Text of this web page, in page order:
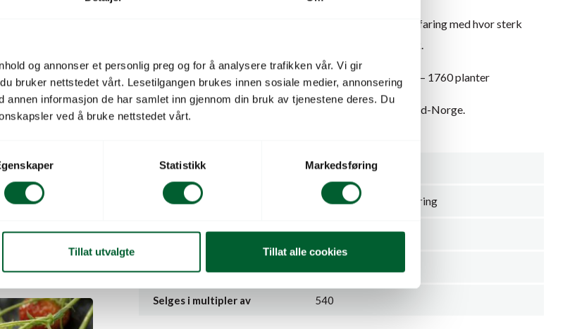
og annonser et personlig preg og for å analysere trafikken vår. Vi gir
bruker nettstedet vårt. Lesetilgangen brukes innen sosiale medier, annonsering
annen informasjon de har samlet inn gjennom din bruk av tjenestene deres. Du
ved å bruke nettstedet vårt.
Statistikk Markedsføring
Tillat utvalgte Tillat alle cookies
Plante moderat sterk mot meldugg. Vi har ikke per i dag erfaring med hvor sterk
Glede er mot rotstokkråte men det er antatt denne er sterk.
Minimum 1 full CC med 10-pakk. 1CC = 11 hyller a 4 brett – 1760 planter
Leveres som pluggplante i 10-pakk – For Sør, Midt- og Nord-Norge.
Plantetype Pluggplanter
Voksemåte Junibærende / june bæring
Blomsterfarge Hvit
Salgsenhet
Selges i multipler av 540